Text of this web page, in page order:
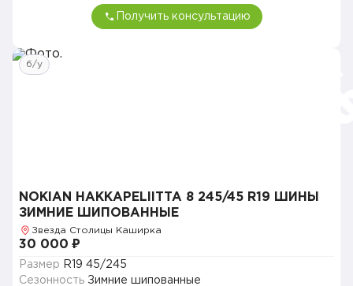
Получить консультацию
б/у
NOKIAN HAKKAPELIITTA 8 245/45 R19 ШИНЫ
ЗИМНИЕ ШИПОВАННЫЕ
Звезда Столицы Каширка
30 000 ₽
Размер
R19 45/245
Сезонность Зимние шипованные